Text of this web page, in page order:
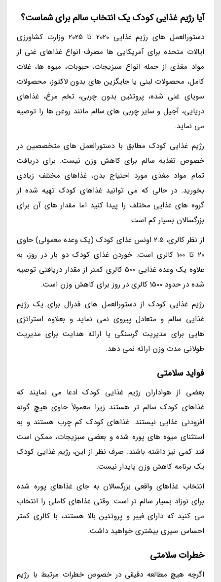
آیا رژیم غذایی کودک یک انتخاب سالم برای شماست؟
دستورالعمل های رژیم غذایی 2020 تا 2025 وزارت کشاورزی
ایالات متحده برای آمریکایی ها مصرف انواع غذاهای غنی از
مواد مغذی از جمله انواع سبزیجات، حبوبات، میوه ها، غلات
کامل، محصولات لبنی یا جایگزین های بدون لاکتوز، محصولات
سویای غنی شده، پروتئین بدون چربی، تخم مرغ، غذاهای
دریایی، آجیل و سایر چربی های سالم مانند روغن ها را توصیه
می نماید.
رژیم غذایی کودک مطابق با دستورالعمل های متخصصین در
خصوص تغذیه سالم برای کاهش وزن نیست. برای دریافت
تمام مواد مغذی مورد احتیاج بدن، غذاهای مختلف زیادی
بخورید. در حالی که می توانید غذاهای کودک تهیه شده از
گروه های غذایی مختلف را پیدا کنید اما مقدار های آن برای
بزرگسالان بسیار کم است.
از نظر کالری، 2.5 اونس غذای کودک (یک وعده معمولی) حاوی
20 تا 100 کالری است. خوردن غذای کودک دو بار در روز، به
علاوه یک وعده غذایی 500 کالری کمتر از مقدار دریافتی توصیه
شده در حدود 1500 کالری در روز برای کاهش وزن است.
رژیم غذایی کودک از دستورالعمل های فدرال برای یک رژیم
غذایی سالم و متعادل پیروی نمی نماید و بعلاوه استراتژی
هایی برای مدیریت گرسنگی یا ارائه هدایت برای مدیریت
طولانی مدت وزن ارائه نمی دهد.
فواید سلامتی
بعضی از هواداران رژیم غذایی کودک ادعا می نمایند که
غذاهای کودک سالم تر هستند زیرا معمولاً حاوی هیچ گونه
افزودنی غذایی نیستند. غذاهای کودک کم چرب هستند و به
استثنای میوه های پوره شده و بعضی سبزیجات، ممکن است
قند کمی نیز داشته باشند. صرف نظر از این، رژیم غذایی کودک
یک برنامه کاهش وزن پایدار نیست.
انتخاب غذاهای واقعی بزرگسالان به جای غذاهای پوره شده
برای نوزاد بسیار سالم تر است. وقتی غذاهای کاملی را انتخاب
می کنید که دارای فیبر و پروتئین بالا هستند، با کالری کمتر
احساس سیری بیشتری خواهید داشت.
خطرات سلامتی
اگرچه هیچ مطالعه دقیقی در خصوص خطرات مرتبط با رژیم